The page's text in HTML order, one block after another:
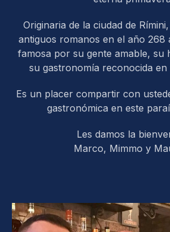
Originaria de la ciudad de
antiguos romanos en el año 268
famosa por su gente amable, su
su gastronomía reconocida
Es un placer compartir con
gastronómica en este
Les damos la
Marco, Mimmo y